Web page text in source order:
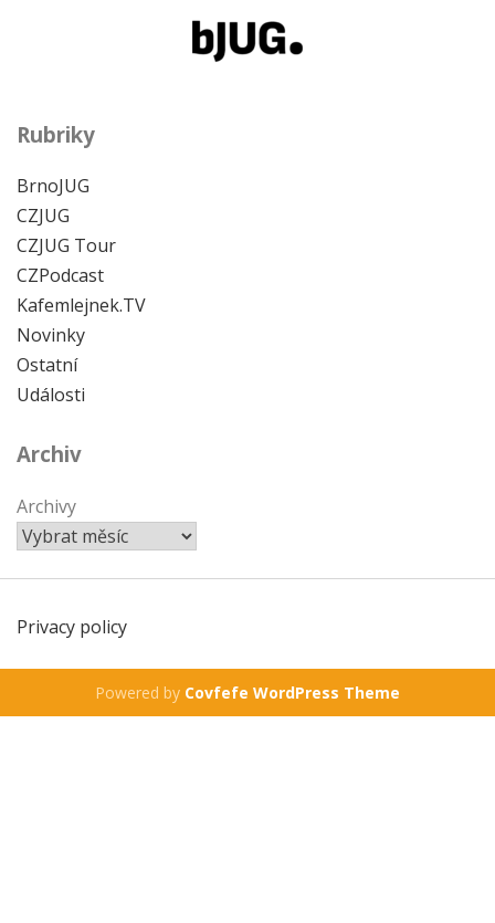
Rubriky
BrnoJUG
CZJUG
CZJUG Tour
CZPodcast
Kafemlejnek.TV
Novinky
Ostatní
Události
Archiv
Archivy
Privacy policy
Powered by Covfefe WordPress Theme